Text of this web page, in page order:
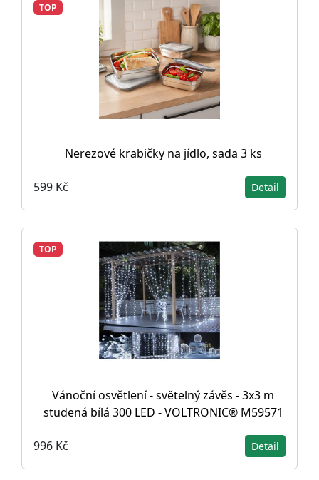
TOP
Nerezové krabičky na jídlo, sada 3 ks
599 Kč Detail
TOP
Vánoční osvětlení - světelný závěs - 3x3 m
studená bílá 300 LED - VOLTRONIC® M59571
996 Kč Detail